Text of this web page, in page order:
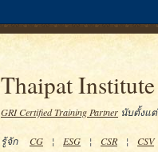
Thaipat Institute
GRI Certified Training Partner นับตั้งแ
รู้จัก CG ¦ ESG ¦ CSR¦ CSV